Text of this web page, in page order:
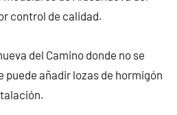
control de calidad.
del Camino donde no se
puede añadir lozas de hormigón